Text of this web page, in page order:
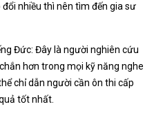
nhiều thì nên tìm đến gia sư
Đức: Đây là người nghiên cứu
hơn trong mọi kỹ năng nghe
chỉ dẫn người cần ôn thi cấp
tốt nhất.